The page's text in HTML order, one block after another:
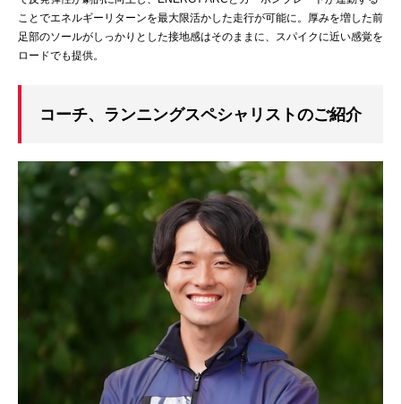
ことでエネルギーリターンを最大限活かした走行が可能に。厚みを増した前
足部のソールがしっかりとした接地感はそのままに、スパイクに近い感覚を
ロードでも提供。
コーチ、ランニングスペシャリストのご紹介